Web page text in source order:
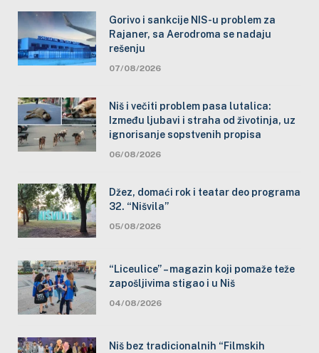
Gorivo i sankcije NIS-u problem za
Rajaner, sa Aerodroma se nadaju
rešenju
07/08/2026
Niš i večiti problem pasa lutalica:
Između ljubavi i straha od životinja, uz
ignorisanje sopstvenih propisa
06/08/2026
Džez, domaći rok i teatar deo programa
32. “Nišvila”
05/08/2026
“Liceulice” – magazin koji pomaže teže
zapošljivima stigao i u Niš
04/08/2026
Niš bez tradicionalnih “Filmskih